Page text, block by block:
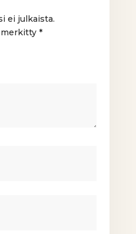
ei julkaista.
merkitty*